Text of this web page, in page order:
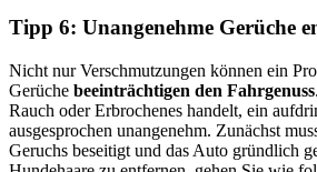
Tipp 6: Unangenehme Gerüche
Nicht nur Verschmutzungen können ein
Gerüche beeinträchtigen den Fahrgenuss
Rauch oder Erbrochenes handelt, ein
ausgesprochen unangenehm. Zunächst
Geruchs beseitigt und das Auto gründlich